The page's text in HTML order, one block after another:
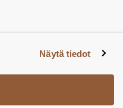
Näytä tiedot